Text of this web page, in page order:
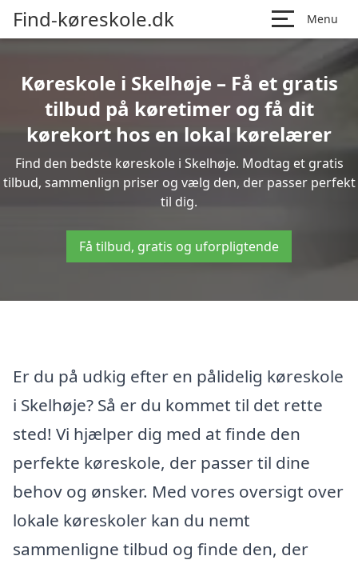
Find-køreskole.dk Menu
Køreskole i Skelhøje – Få et gratis
tilbud på køretimer og få dit
kørekort hos en lokal kørelærer
Find den bedste køreskole i Skelhøje. Modtag et gratis
tilbud, sammenlign priser og vælg den, der passer perfekt
til dig.
Få tilbud, gratis og uforpligtende
Er du på udkig efter en pålidelig køreskole
i Skelhøje? Så er du kommet til det rette
sted! Vi hjælper dig med at finde den
perfekte køreskole, der passer til dine
behov og ønsker. Med vores oversigt over
lokale køreskoler kan du nemt
sammenligne tilbud og finde den, der